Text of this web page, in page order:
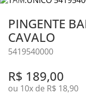
PINGENTE
CAVALO
5419540000
R$ 189,00
ou 10x de R$ 18,90